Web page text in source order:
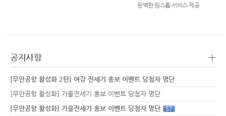
완벽한 원스톱 서비스 제공
공지사항 +
[무안공항 활성화 2탄] 여강 전세기 홍보 이벤트 당첨자 명단
[무안공항 활성화] 가을전세기 홍보 이벤트 당첨자 명단
[무안공항 활성화] 가을전세기 홍보 이벤트 당첨자 명단
57